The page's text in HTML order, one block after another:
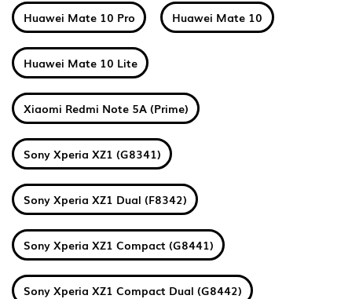
Huawei Mate 10 Pro Huawei Mate 10
Huawei Mate 10 Lite
Xiaomi Redmi Note 5A (Prime)
Sony Xperia XZ1 (G8341)
Sony Xperia XZ1 Dual (F8342)
Sony Xperia XZ1 Compact (G8441)
Sony Xperia XZ1 Compact Dual (G8442)